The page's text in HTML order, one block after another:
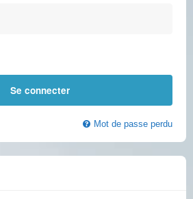
Mot de passe perdu